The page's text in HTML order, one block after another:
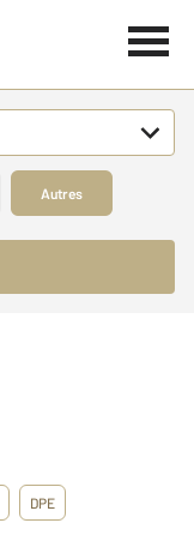
Autres
DPE